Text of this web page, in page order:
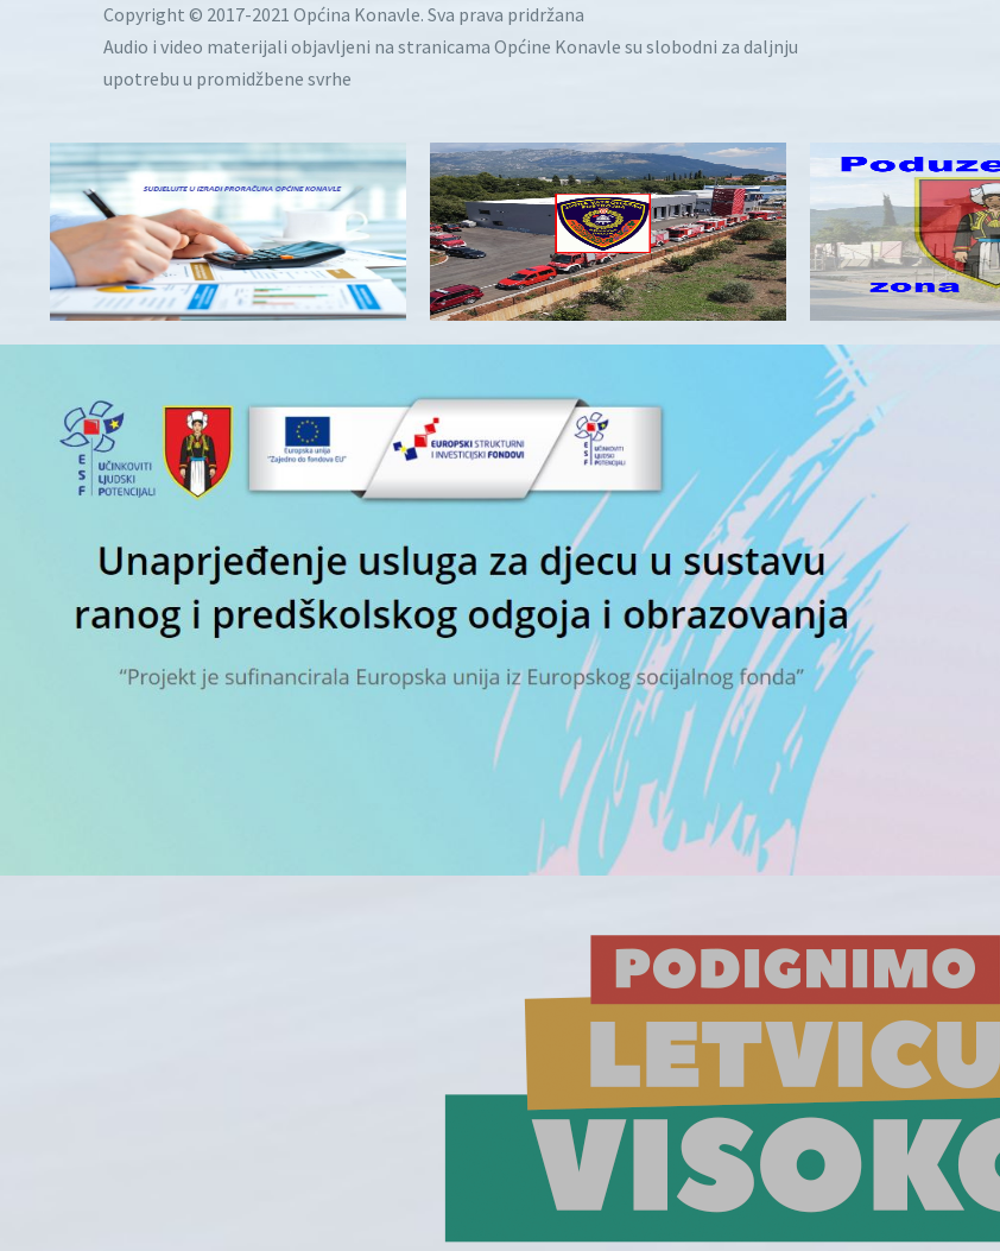
Copyright © 2017-2021 Općina Konavle. Sva prava pridržana
Audio i video materijali objavljeni na stranicama Općine Konavle su slobodni za daljnju
upotrebu u promidžbene svrhe